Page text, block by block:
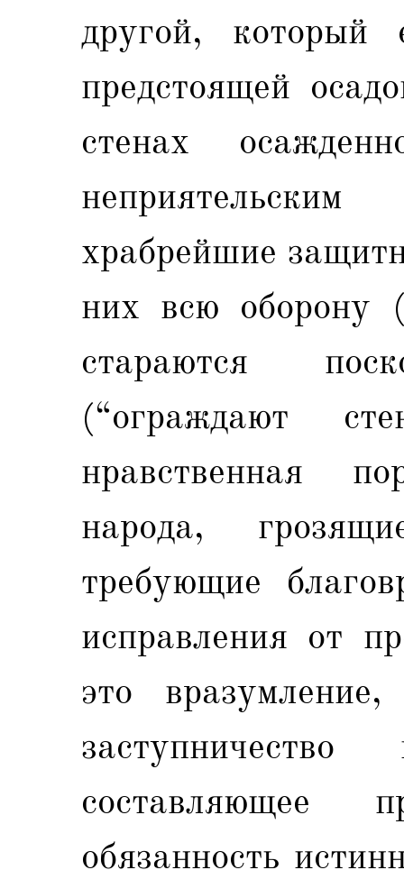
другой,
предстоящей
стенах
храбрейшие
них всю оборону
стараются
(“ограждают
нравственная
народа,
требующие
исправления от
это
составляющее
обязанность